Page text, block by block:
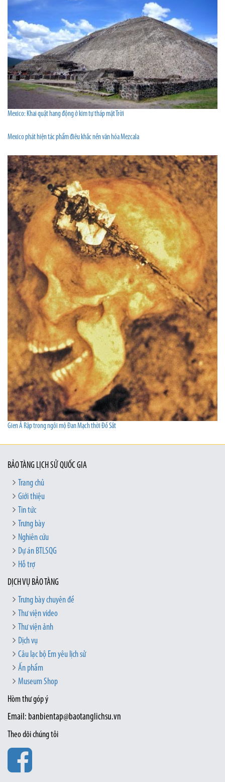
Mexico: Khai quật hang động ở kim tự tháp mặt Trời
Mexico phát hiện tác phẩm điêu khắc nền văn hóa Mezcala
Gien Ả Rập trong ngôi mộ Đan Mạch thời Đồ Sắt
BẢO TÀNG LỊCH SỬ QUỐC GIA
Trang chủ
Giới thiệu
Tin tức
Trưng bày
Nghiên cứu
Dự án BTLSQG
Hỗ trợ
DỊCH VỤ BẢO TÀNG
Trưng bày chuyên đề
Thư viện video
Thư viện ảnh
Dịch vụ
Câu lạc bộ Em yêu lịch sử
Ấn phẩm
Museum Shop
Hòm thư góp ý
Email: banbientap@baotanglichsu.vn
Theo dõi chúng tôi